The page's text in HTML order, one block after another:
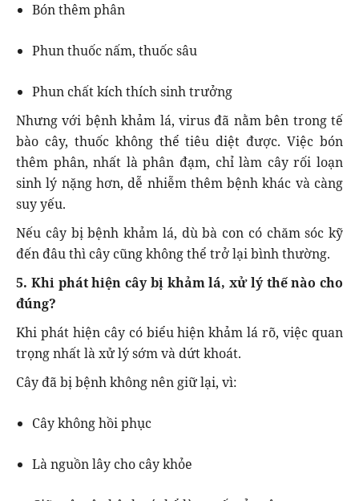
Bón thêm phân
Phun thuốc nấm, thuốc sâu
Phun chất kích thích sinh trưởng
Nhưng với bệnh khảm lá, virus đã nằm bên trong tế
bào cây, thuốc không thể tiêu diệt được. Việc bón
thêm phân, nhất là phân đạm, chỉ làm cây rối loạn
sinh lý nặng hơn, dễ nhiễm thêm bệnh khác và càng
suy yếu.
Nếu cây bị bệnh khảm lá, dù bà con có chăm sóc kỹ
đến đâu thì cây cũng không thể trở lại bình thường.
5. Khi phát hiện cây bị khảm lá, xử lý thế nào cho
đúng?
Khi phát hiện cây có biểu hiện khảm lá rõ, việc quan
trọng nhất là xử lý sớm và dứt khoát.
Cây đã bị bệnh không nên giữ lại, vì:
Cây không hồi phục
Là nguồn lây cho cây khỏe